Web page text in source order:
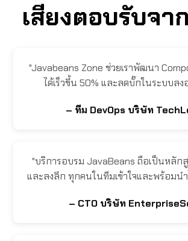
เสียงตอบรับจา
"Javabeans Zone ช่วยเราพัฒนา
ได้เร็วขึ้น 50% และลดบั๊กในระบบลง
– ทีม DevOps บริษัท
"บริการอบรม JavaBeans ถือเป็นหลัก
และลงลึก ทุกคนในทีมเข้าใจและพร้อมน
– CTO บริษัท